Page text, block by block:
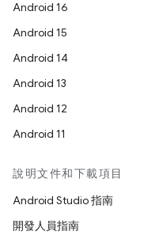
Android 16
Android 15
Android 14
Android 13
Android 12
Android 11
說明文件和下載項目
Android Studio 指南
開發人員指南